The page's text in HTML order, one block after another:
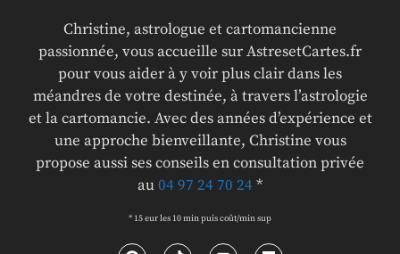
Christine, astrologue et cartomancienne
passionnée, vous accueille sur AstresetCartes.fr
pour vous aider à y voir plus clair dans les
méandres de votre destinée, à travers l’astrologie
et la cartomancie. Avec des années d’expérience et
une approche bienveillante, Christine vous
propose aussi ses conseils en consultation privée
au04 97 24 70 24*
* 15 eur les 10 min puis coût/min sup